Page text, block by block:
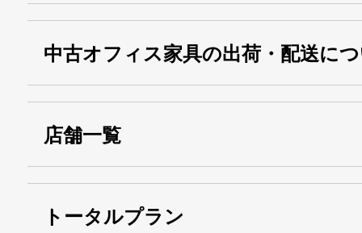
中古オフィス家具の出荷・配送に
店舗一覧
トータルプラン